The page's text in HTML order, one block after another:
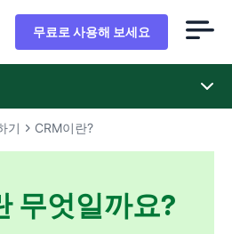
무료로 사용해 보세요
기 CRM이란?
무엇일까요?